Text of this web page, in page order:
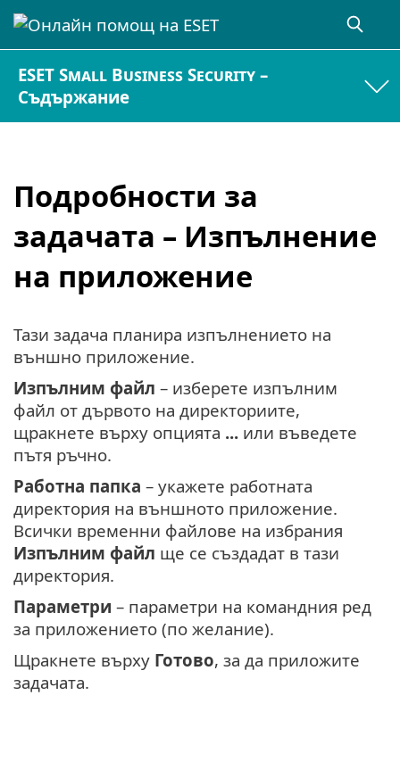
ESET Small Business Security –
Съдържание
Подробности за
задачата – Изпълнение
на приложение
Тази задача планира изпълнението на
външно приложение.
Изпълним файл – изберете изпълним
файл от дървото на директориите,
щракнете върху опцията ... или въведете
пътя ръчно.
Работна папка – укажете работната
директория на външното приложение.
Всички временни файлове на избрания
Изпълним файл ще се създадат в тази
директория.
Параметри – параметри на командния ред
за приложението (по желание).
Щракнете върху Готово, за да приложите
задачата.